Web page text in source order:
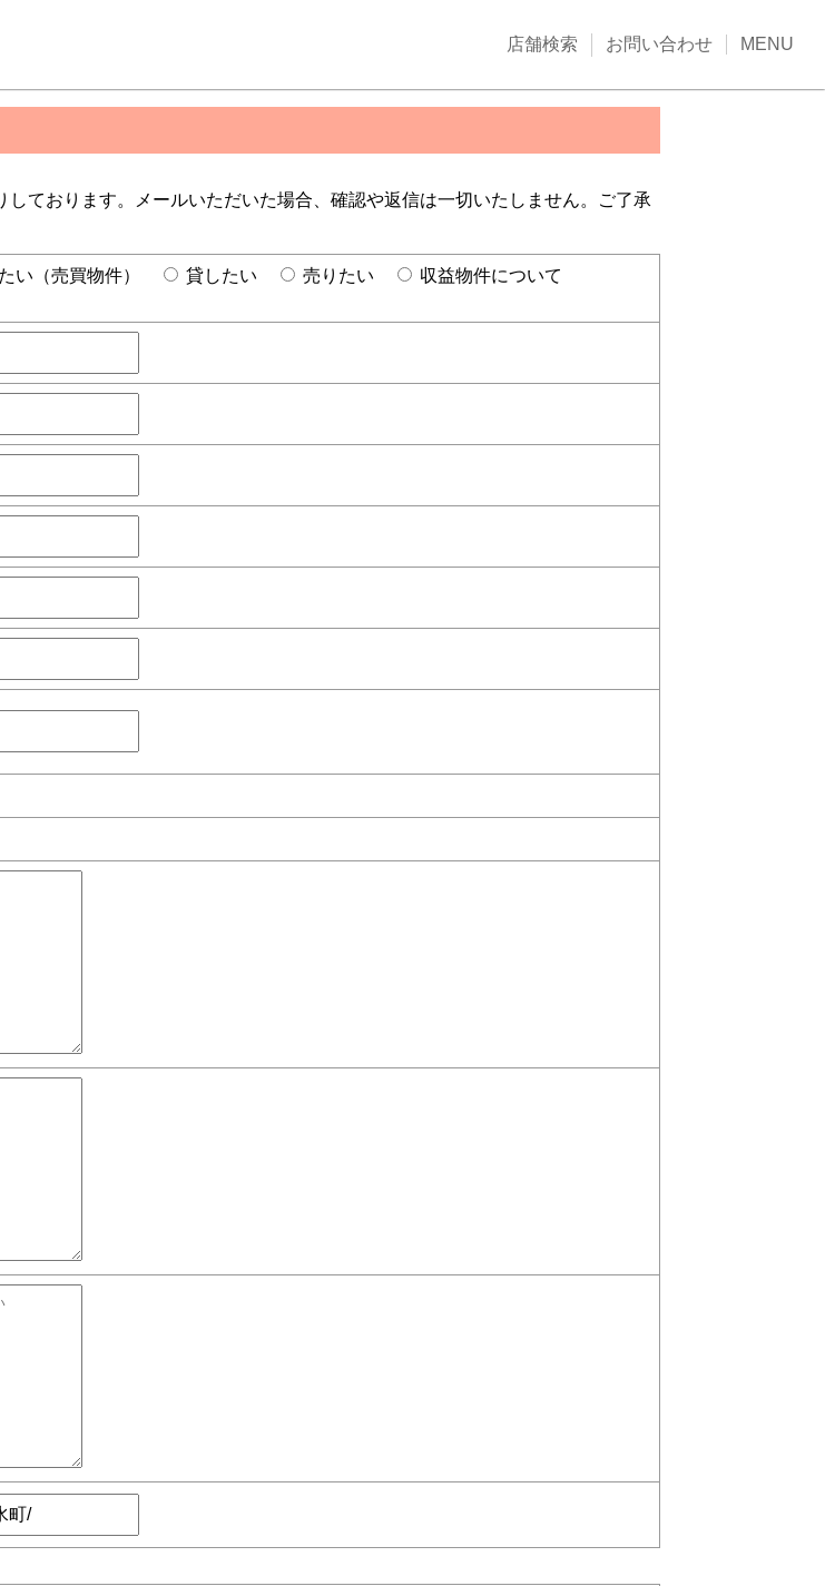
店舗検索 お問い合わせ MENU
ております。メールいただいた場合、確認や返信は一切いたしません。ご了承
い（売買物件） 貸したい 売りたい
収益物件について